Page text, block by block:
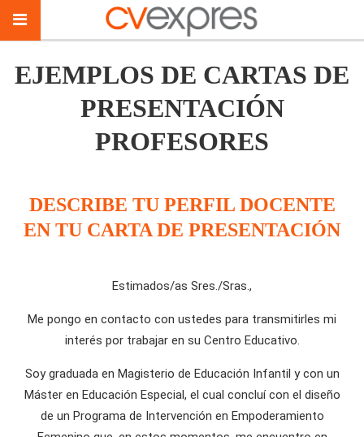
EJEMPLOS DE CARTAS DE
PRESENTACIÓN
PROFESORES
DESCRIBE TU PERFIL DOCENTE
EN TU CARTA DE PRESENTACIÓN
Estimados/as Sres./Sras.,
Me pongo en contacto con ustedes para transmitirles mi
interés por trabajar en su Centro Educativo.
Soy graduada en Magisterio de Educación Infantil y con un
Máster en Educación Especial, el cual concluí con el diseño
de un Programa de Intervención en Empoderamiento